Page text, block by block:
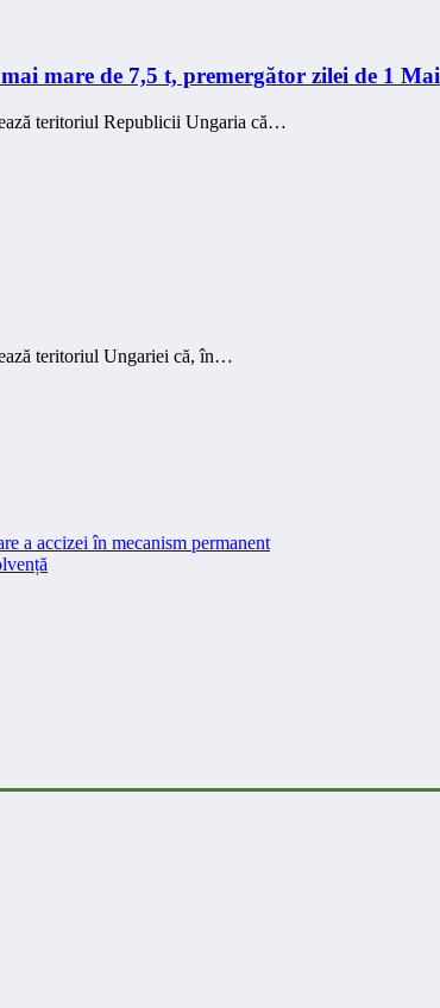
mare de 7,5 t, premergător zilei de 1 Mai
teritoriul Republicii Ungaria că…
teritoriul Ungariei că, în…
a accizei în mecanism permanent